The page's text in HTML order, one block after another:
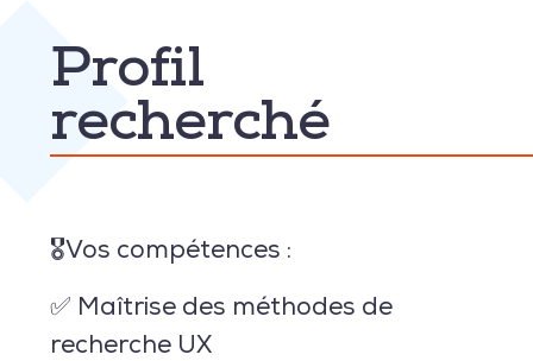
Profil
recherché
🎖Vos compétences :
✅ Maîtrise des méthodes de
recherche UX